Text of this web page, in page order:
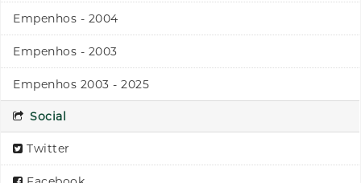
Empenhos - 2004
Empenhos - 2003
Empenhos 2003 - 2025
Social
Twitter